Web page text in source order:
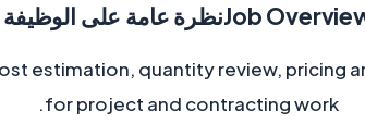
Jobنظرة عامة على الوظيفة
estimation, quantity review, pricing
for project and contracting work.